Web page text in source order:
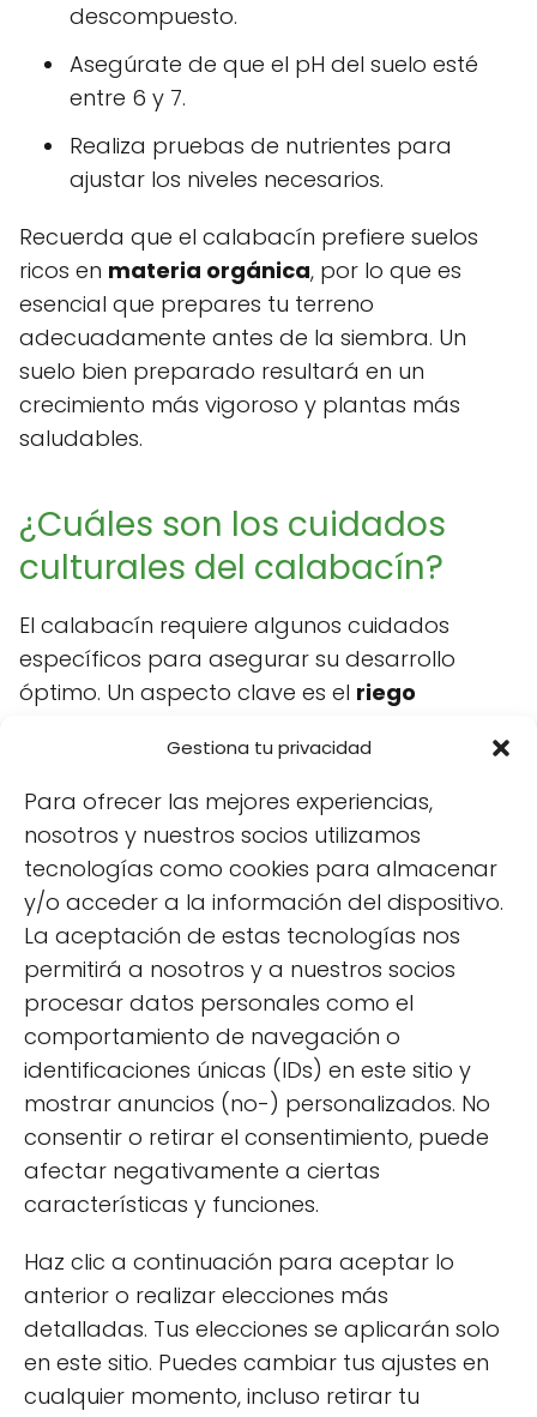
Gestiona tu privacidad
Para ofrecer las mejores experiencias,
nosotros y nuestros socios utilizamos
tecnologías como cookies para almacenar
y/o acceder a la información del dispositivo.
La aceptación de estas tecnologías nos
permitirá a nosotros y a nuestros socios
procesar datos personales como el
comportamiento de navegación o
identificaciones únicas (IDs) en este sitio y
mostrar anuncios (no-) personalizados. No
consentir o retirar el consentimiento, puede
afectar negativamente a ciertas
características y funciones.
Haz clic a continuación para aceptar lo
anterior o realizar elecciones más
detalladas. Tus elecciones se aplicarán solo
en este sitio. Puedes cambiar tus ajustes en
cualquier momento, incluso retirar tu
descompuesto.
Asegúrate de que el pH del suelo esté
entre 6 y 7.
Realiza pruebas de nutrientes para
ajustar los niveles necesarios.
Recuerda que el calabacín prefiere suelos
ricos en materia orgánica, por lo que es
esencial que prepares tu terreno
adecuadamente antes de la siembra. Un
suelo bien preparado resultará en un
crecimiento más vigoroso y plantas más
saludables.
¿Cuáles son los cuidados
culturales del calabacín?
El calabacín requiere algunos cuidados
específicos para asegurar su desarrollo
óptimo. Un aspecto clave es el riego
regularmente, especialmente durante los
períodos secos, pero evitando el
encharcamiento. Un riego constante y
moderado es ideal.
Además, deberías eliminar los brotes
secundarios que aparecen en la planta. Esto
no solo ayuda a concentrar la energía de la
planta en la producción de frutos, sino que
también mejora la circulación de aire,
reduciendo el riesgo de enfermedades.
La polinización es otro aspecto vital. Las flores
del calabacín son generalmente polinizadas
por abejas. Si no ves muchas abejas en tu
manualmente, utilizando un pincel suave
para transferir el polen de una flor masculina
a una femenina.